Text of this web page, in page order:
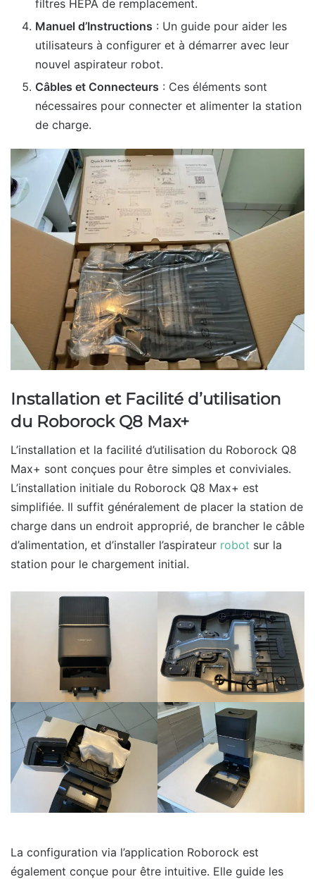
filtres HEPA de remplacement.
Manuel d’Instructions : Un guide pour aider les
utilisateurs à configurer et à démarrer avec leur
nouvel aspirateur robot.
Câbles et Connecteurs : Ces éléments sont
nécessaires pour connecter et alimenter la station
de charge.
Installation et Facilité d’utilisation
du Roborock Q8 Max+
L’installation et la facilité d’utilisation du Roborock Q8
Max+ sont conçues pour être simples et conviviales.
L’installation initiale du Roborock Q8 Max+ est
simplifiée. Il suffit généralement de placer la station de
charge dans un endroit approprié, de brancher le câble
d’alimentation, et d’installer l’aspirateur robot sur la
station pour le chargement initial.
La configuration via l’application Roborock est
également conçue pour être intuitive. Elle guide les